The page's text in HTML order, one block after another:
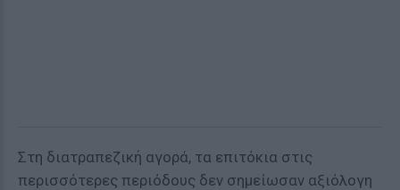
Στη διατραπεζική αγορά, τα επιτόκια στις
περισσότερες περιόδους δεν σημείωσαν αξιόλογη